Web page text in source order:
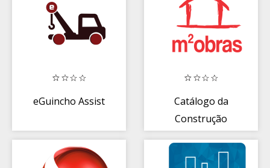
eGuincho Assist
Catálogo da
Construção